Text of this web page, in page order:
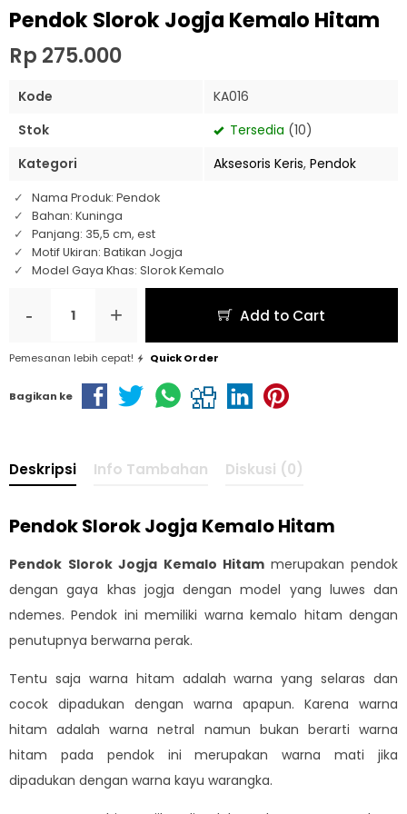
Pendok Slorok Jogja Kemalo Hitam
Rp 275.000
Kode
KA016
Stok
Tersedia (10)
Kategori
Aksesoris Keris, Pendok
Nama Produk: Pendok
Bahan: Kuninga
Panjang: 35,5 cm, est
Motif Ukiran: Batikan Jogja
Model Gaya Khas: Slorok Kemalo
- + Add to Cart
Pemesanan lebih cepat! Quick Order
Bagikan ke
Deskripsi Info Tambahan Diskusi (0)
Pendok Slorok Jogja Kemalo Hitam
Pendok Slorok Jogja Kemalo Hitam merupakan pendok
dengan gaya khas jogja dengan model yang luwes dan
ndemes. Pendok ini memiliki warna kemalo hitam dengan
penutupnya berwarna perak.
Tentu saja warna hitam adalah warna yang selaras dan
cocok dipadukan dengan warna apapun. Karena warna
hitam adalah warna netral namun bukan berarti warna
hitam pada pendok ini merupakan warna mati jika
dipadukan dengan warna kayu warangka.